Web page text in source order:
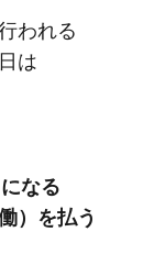
われる​
は​
なる​
）を​払う​